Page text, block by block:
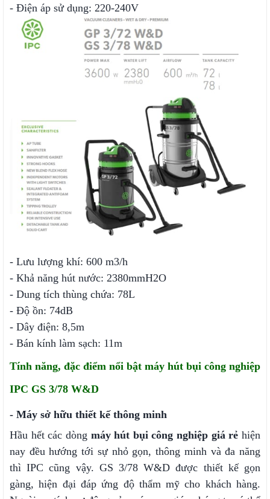
- Điện áp sử dụng: 220-240V
- Lưu lượng khí: 600 m3/h
- Khả năng hút nước: 2380mmH2O
- Dung tích thùng chứa: 78L
- Độ ồn: 74dB
- Dây điện: 8,5m
- Bán kính làm sạch: 11m
Tính năng, đặc điểm nổi bật máy hút bụi công nghiệp
IPC GS 3/78 W&D
- Máy sở hữu thiết kế thông minh
Hầu hết các dòng máy hút bụi công nghiệp giá rẻ hiện
nay đều hướng tới sự nhỏ gọn, thông minh và đa năng
thì IPC cũng vậy. GS 3/78 W&D được thiết kế gọn
gàng, hiện đại đáp ứng độ thẩm mỹ cho khách hàng.